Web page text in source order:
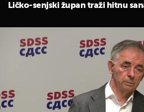
Ličko-senjski župan traži hitnu
UKLJUČITE